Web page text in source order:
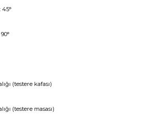
45°
(testere kafası)
(testere masası)